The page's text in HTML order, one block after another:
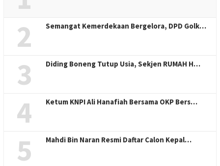
2 Semangat Kemerdekaan Bergelora, DPD Golk…
3 Diding Boneng Tutup Usia, Sekjen RUMAH H…
4 Ketum KNPI Ali Hanafiah Bersama OKP Bers…
5 Mahdi Bin Naran Resmi Daftar Calon Kepal…